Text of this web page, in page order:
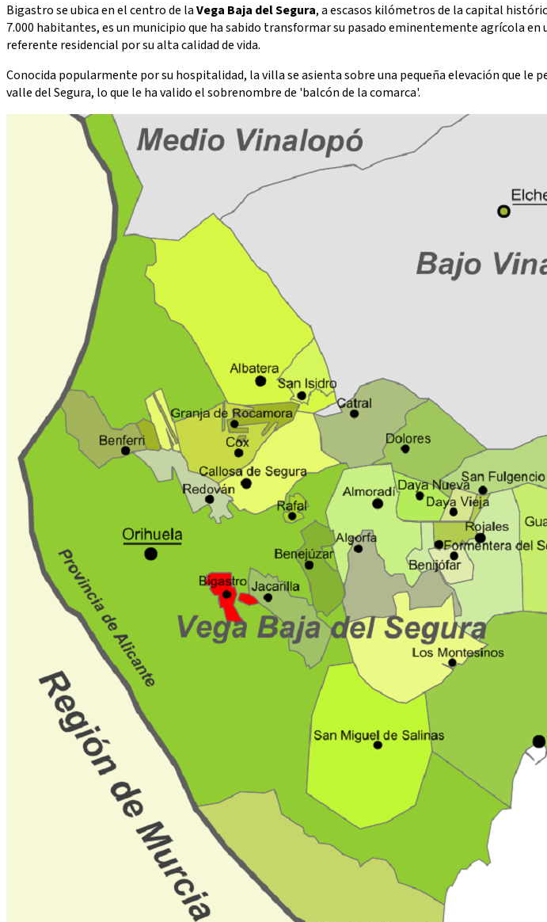
Bigastro se ubica en el centro de laVega Baja del Segura, a escasos kilómetros de la capital
7.000 habitantes, es un municipio que ha sabido transformar su pasado eminentemente agrícola en
referente residencial por su alta calidad de vida.
Conocida popularmente por su hospitalidad, la villa se asienta sobre una pequeña elevación que
valle del Segura, lo que le ha valido el sobrenombre de 'balcón de la comarca'.